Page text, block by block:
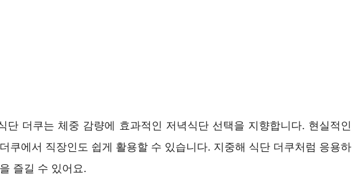
단 더쿠는 체중 감량에 효과적인 저녁식단 선택을 지향합니다. 현실적인
쿠에서 직장인도 쉽게 활용할 수 있습니다. 지중해 식단 더쿠처럼 응용하
즐길 수 있어요.